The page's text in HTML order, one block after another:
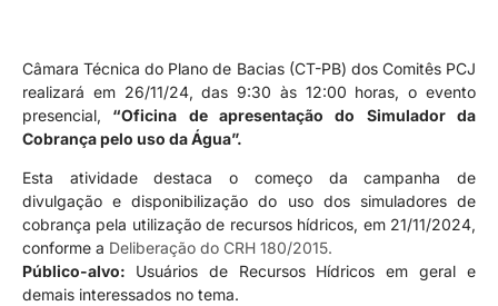
Câmara Técnica do Plano de Bacias (CT-PB) dos Comitês PCJ
realizará em 26/11/24, das 9:30 às 12:00 horas, o evento
presencial, “Oficina de apresentação do Simulador da
Cobrança pelo uso da Água”.
Esta atividade destaca o começo da campanha de
divulgação e disponibilização do uso dos simuladores de
cobrança pela utilização de recursos hídricos, em 21/11/2024,
conforme a Deliberação do CRH 180/2015.
Público-alvo: Usuários de Recursos Hídricos em geral e
demais interessados no tema.